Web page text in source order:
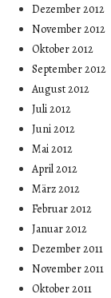
Dezember 2012
November 2012
Oktober 2012
September 2012
August 2012
Juli 2012
Juni 2012
Mai 2012
April 2012
März 2012
Februar 2012
Januar 2012
Dezember 2011
November 2011
Oktober 2011